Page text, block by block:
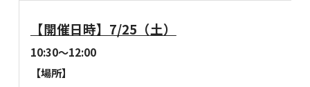
【開催日時】7/25（土）
10:30～12:00
【場所】